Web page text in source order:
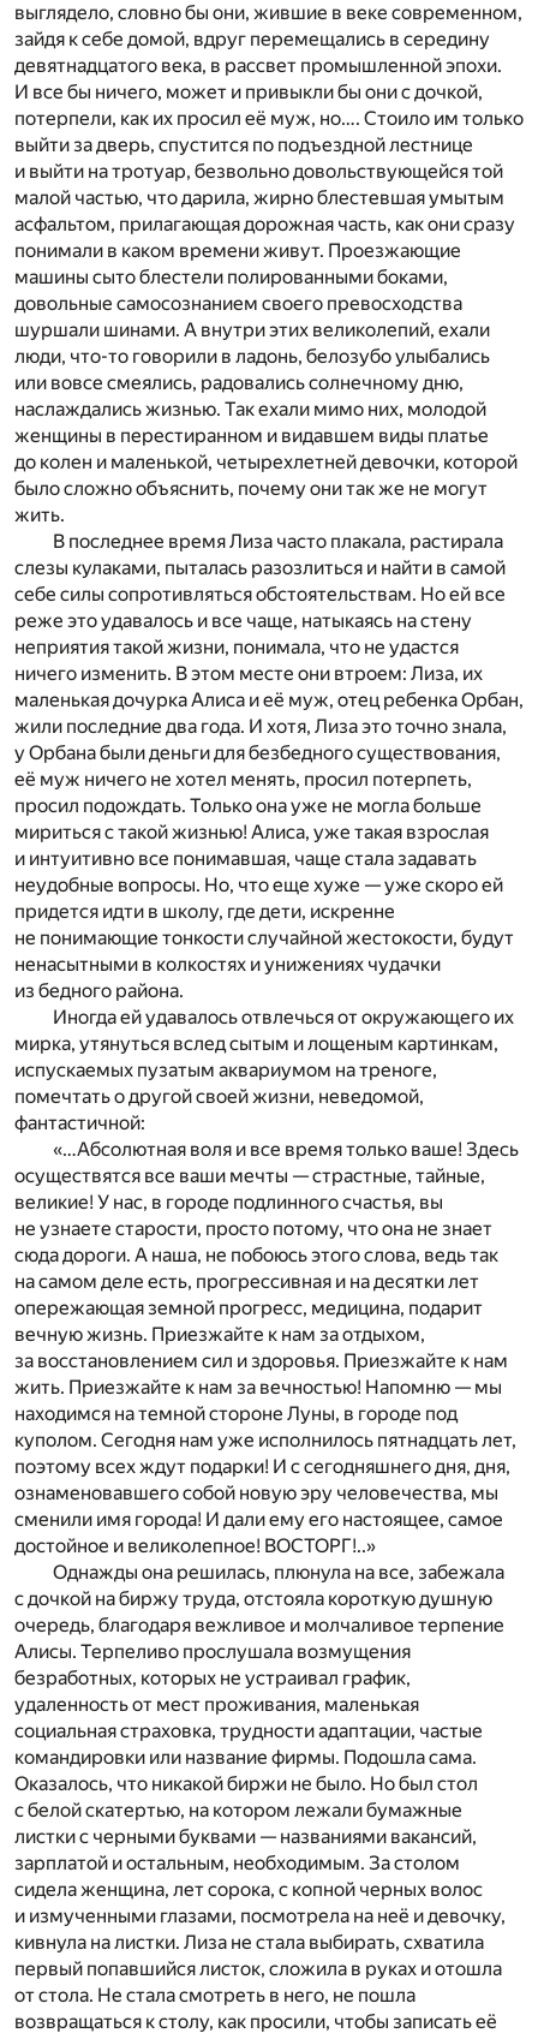
выглядело, словно бы они, жившие в веке современном,
зайдя к себе домой, вдруг перемещались в середину
девятнадцатого века, в рассвет промышленной эпохи.
И все бы ничего, может и привыкли бы они с дочкой,
потерпели, как их просил её муж, но…. Стоило им только
выйти за дверь, спустится по подъездной лестнице
и выйти на тротуар, безвольно довольствующейся той
малой частью, что дарила, жирно блестевшая умытым
асфальтом, прилагающая дорожная часть, как они сразу
понимали в каком времени живут. Проезжающие
машины сыто блестели полированными боками,
довольные самосознанием своего превосходства
шуршали шинами. А внутри этих великолепий, ехали
люди, что-то говорили в ладонь, белозубо улыбались
или вовсе смеялись, радовались солнечному дню,
наслаждались жизнью. Так ехали мимо них, молодой
женщины в перестиранном и видавшем виды платье
до колен и маленькой, четырехлетней девочки, которой
было сложно объяснить, почему они так же не могут
жить.
В последнее время Лиза часто плакала, растирала
слезы кулаками, пыталась разозлиться и найти в самой
себе силы сопротивляться обстоятельствам. Но ей все
реже это удавалось и все чаще, натыкаясь на стену
неприятия такой жизни, понимала, что не удастся
ничего изменить. В этом месте они втроем: Лиза, их
маленькая дочурка Алиса и её муж, отец ребенка Орбан,
жили последние два года. И хотя, Лиза это точно знала,
у Орбана были деньги для безбедного существования,
её муж ничего не хотел менять, просил потерпеть,
просил подождать. Только она уже не могла больше
мириться с такой жизнью! Алиса, уже такая взрослая
и интуитивно все понимавшая, чаще стала задавать
неудобные вопросы. Но, что еще хуже — уже скоро ей
придется идти в школу, где дети, искренне
не понимающие тонкости случайной жестокости, будут
ненасытными в колкостях и унижениях чудачки
из бедного района.
Иногда ей удавалось отвлечься от окружающего их
мирка, утянуться вслед сытым и лощеным картинкам,
испускаемых пузатым аквариумом на треноге,
помечтать о другой своей жизни, неведомой,
фантастичной:
«…Абсолютная воля и все время только ваше! Здесь
осуществятся все ваши мечты — страстные, тайные,
великие! У нас, в городе подлинного счастья, вы
не узнаете старости, просто потому, что она не знает
сюда дороги. А наша, не побоюсь этого слова, ведь так
на самом деле есть, прогрессивная и на десятки лет
опережающая земной прогресс, медицина, подарит
вечную жизнь. Приезжайте к нам за отдыхом,
за восстановлением сил и здоровья. Приезжайте к нам
жить. Приезжайте к нам за вечностью! Напомню — мы
находимся на темной стороне Луны, в городе под
куполом. Сегодня нам уже исполнилось пятнадцать лет,
поэтому всех ждут подарки! И с сегодняшнего дня, дня,
ознаменовавшего собой новую эру человечества, мы
сменили имя города! И дали ему его настоящее, самое
достойное и великолепное! ВОСТОРГ!..»
Однажды она решилась, плюнула на все, забежала
с дочкой на биржу труда, отстояла короткую душную
очередь, благодаря вежливое и молчаливое терпение
Алисы. Терпеливо прослушала возмущения
безработных, которых не устраивал график,
удаленность от мест проживания, маленькая
социальная страховка, трудности адаптации, частые
командировки или название фирмы. Подошла сама.
Оказалось, что никакой биржи не было. Но был стол
с белой скатертью, на котором лежали бумажные
листки с черными буквами — названиями вакансий,
зарплатой и остальным, необходимым. За столом
сидела женщина, лет сорока, с копной черных волос
и измученными глазами, посмотрела на неё и девочку,
кивнула на листки. Лиза не стала выбирать, схватила
первый попавшийся листок, сложила в руках и отошла
от стола. Не стала смотреть в него, не пошла
возвращаться к столу, как просили, чтобы записать её